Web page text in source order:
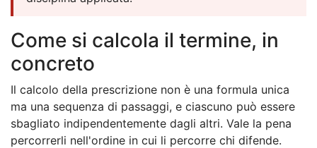
Come si calcola il termine, in
concreto
Il calcolo della prescrizione non è una formula unica
ma una sequenza di passaggi, e ciascuno può essere
sbagliato indipendentemente dagli altri. Vale la pena
percorrerli nell'ordine in cui li percorre chi difende.